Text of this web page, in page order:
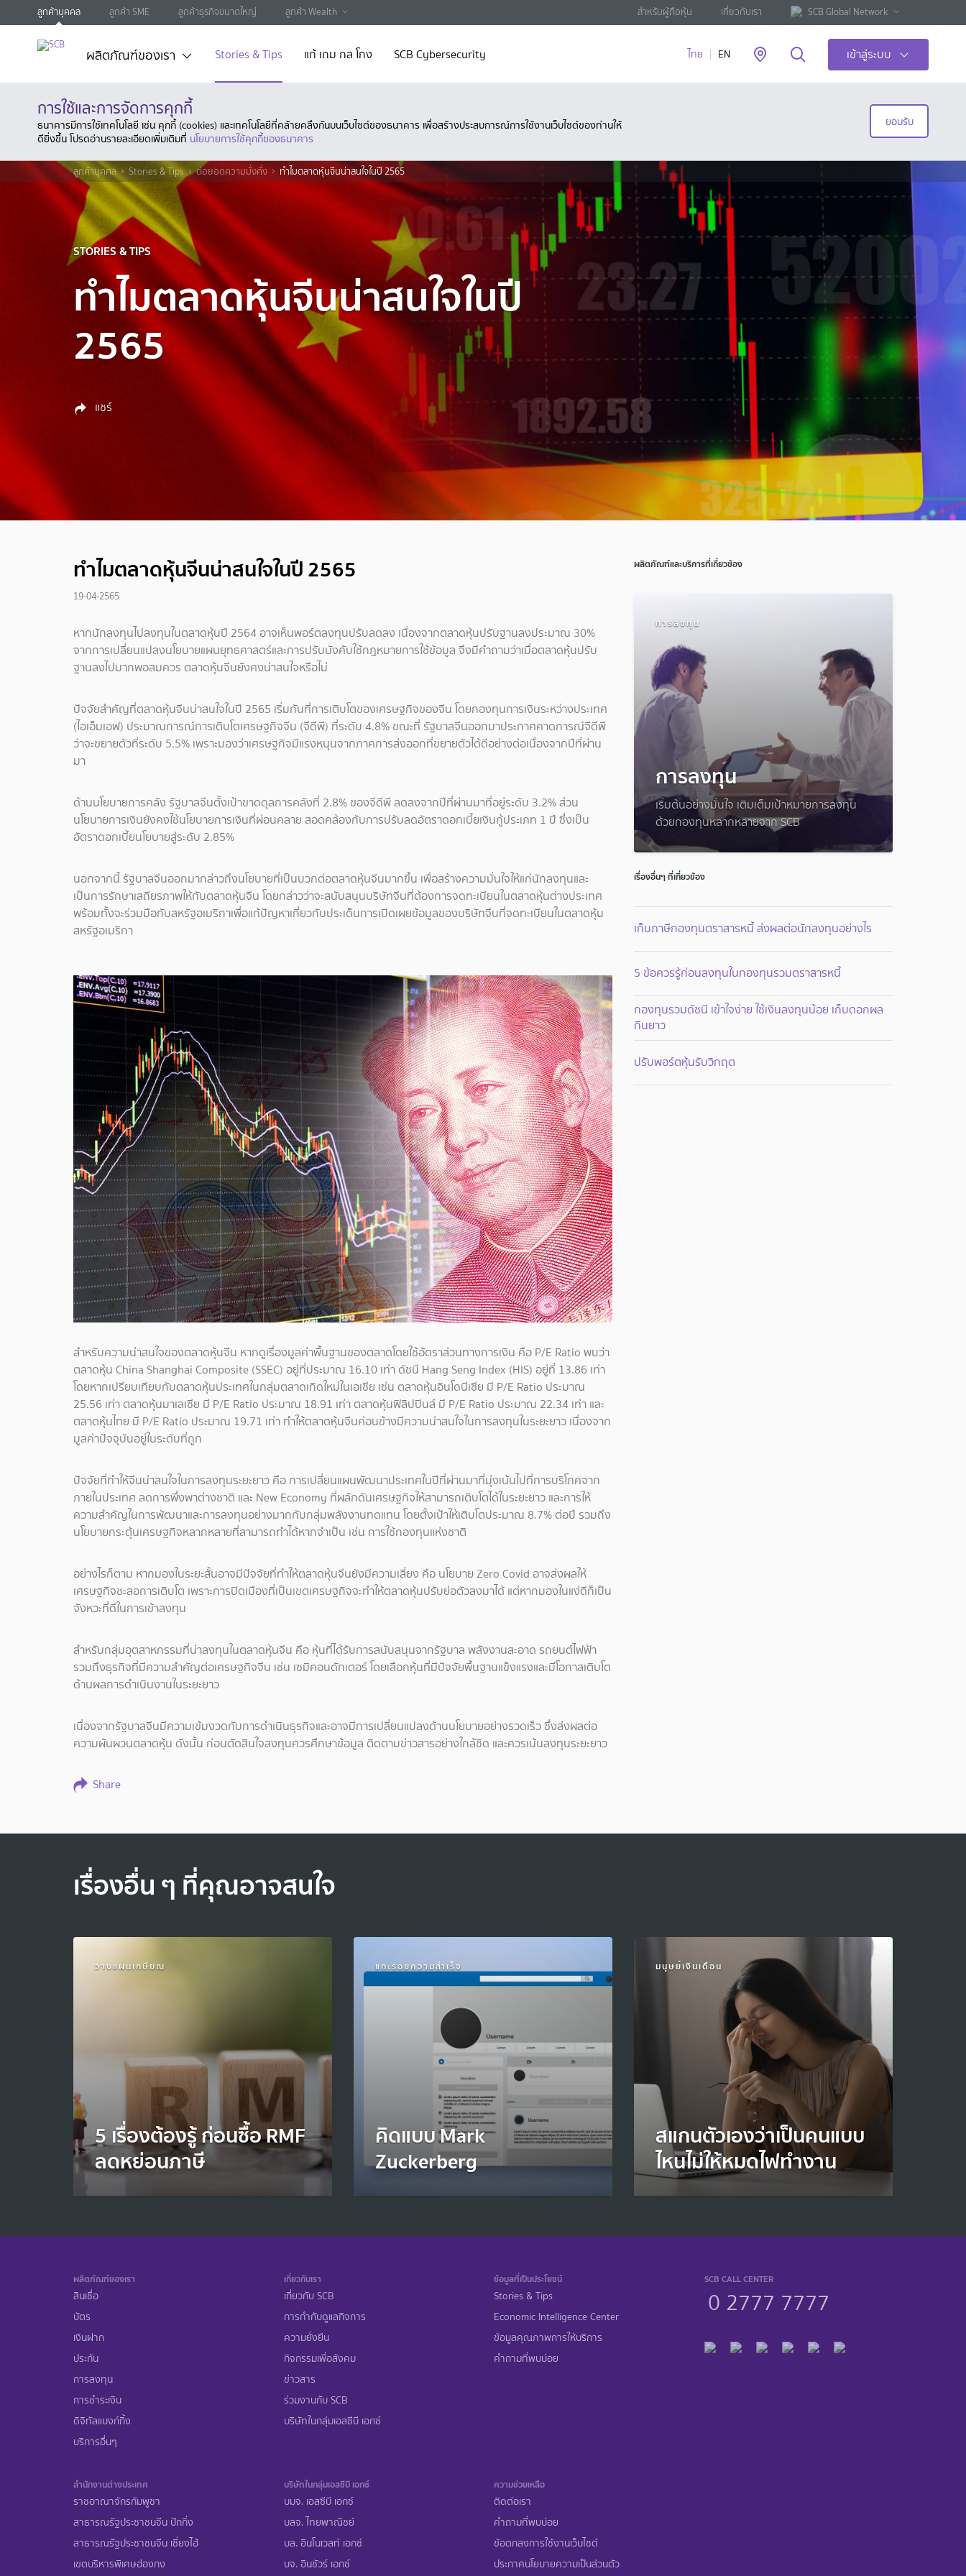
ลูกค้าบุคคล ลูกค้า SME ลูกค้าธุรกิจขนาดใหญ่ ลูกค้า Wealth สำหรับผู้ถือหุ้น เกี่ยวกับเรา SCB Global Network
ผลิตภัณฑ์ของเรา Stories & Tips แก้ เกม กล โกง SCB Cybersecurity ไทย EN เข้าสู่ระบบ
การใช้และการจัดการคุกกี้
ธนาคารมีการใช้เทคโนโลยี เช่น คุกกี้ (cookies) และเทคโนโลยีที่คล้ายคลึงกันบนเว็บไซต์ของธนาคาร เพื่อสร้างประสบการณ์การใช้งานเว็บไซต์ของท่านให้
ดียิ่งขึ้น โปรดอ่านรายละเอียดเพิ่มเติมที่ นโยบายการใช้คุกกี้ของธนาคาร
ยอมรับ
ลูกค้าบุคคล Stories & Tips ต่อยอดความมั่งคั่ง ทำไมตลาดหุ้นจีนน่าสนใจในปี 2565
STORIES & TIPS
ทำไมตลาดหุ้นจีนน่าสนใจในปี
2565
แชร์
ทำไมตลาดหุ้นจีนน่าสนใจในปี 2565
19-04-2565
หากนักลงทุนไปลงทุนในตลาดหุ้นปี 2564 อาจเห็นพอร์ตลงทุนปรับลดลง เนื่องจากตลาดหุ้นปรับฐานลงประมาณ 30%
จากการเปลี่ยนแปลงนโยบายแผนยุทธศาสตร์และการปรับบังคับใช้กฎหมายการใช้ข้อมูล จึงมีคำถามว่าเมื่อตลาดหุ้นปรับ
ฐานลงไปมากพอสมควร ตลาดหุ้นจีนยังคงน่าสนใจหรือไม่
ปัจจัยสำคัญที่ตลาดหุ้นจีนน่าสนใจในปี 2565 เริ่มกันที่การเติบโตของเศรษฐกิจของจีน โดยกองทุนการเงินระหว่างประเทศ
(ไอเอ็มเอฟ) ประมาณการณ์การเติบโตเศรษฐกิจจีน (จีดีพี) ที่ระดับ 4.8% ขณะที่ รัฐบาลจีนออกมาประกาศคาดการณ์จีดีพี
ว่าจะขยายตัวที่ระดับ 5.5% เพราะมองว่าเศรษฐกิจมีแรงหนุนจากภาคการส่งออกที่ขยายตัวได้ดีอย่างต่อเนื่องจากปีที่ผ่าน
มา
ด้านนโยบายการคลัง รัฐบาลจีนตั้งเป้าขาดดุลการคลังที่ 2.8% ของจีดีพี ลดลงจากปีที่ผ่านมาที่อยู่ระดับ 3.2% ส่วน
นโยบายการเงินยังคงใช้นโยบายการเงินที่ผ่อนคลาย สอดคล้องกับการปรับลดอัตราดอกเบี้ยเงินกู้ประเภท 1 ปี ซึ่งเป็น
อัตราดอกเบี้ยนโยบายสู่ระดับ 2.85%
นอกจากนี้ รัฐบาลจีนออกมากล่าวถึงนโยบายที่เป็นบวกต่อตลาดหุ้นจีนมากขึ้น เพื่อสร้างความมั่นใจให้แก่นักลงทุนและ
เป็นการรักษาเสถียรภาพให้กับตลาดหุ้นจีน โดยกล่าวว่าจะสนับสนุนบริษัทจีนที่ต้องการจดทะเบียนในตลาดหุ้นต่างประเทศ
พร้อมทั้งจะร่วมมือกับสหรัฐอเมริกาเพื่อแก้ปัญหาเกี่ยวกับประเด็นการเปิดเผยข้อมูลของบริษัทจีนที่จดทะเบียนในตลาดหุ้น
สหรัฐอเมริกา
สำหรับความน่าสนใจของตลาดหุ้นจีน หากดูเรื่องมูลค่าพื้นฐานของตลาดโดยใช้อัตราส่วนทางการเงิน คือ P/E Ratio พบว่า
ตลาดหุ้น China Shanghai Composite (SSEC) อยู่ที่ประมาณ 16.10 เท่า ดัชนี Hang Seng Index (HIS) อยู่ที่ 13.86 เท่า
โดยหากเปรียบเทียบกับตลาดหุ้นประเทศในกลุ่มตลาดเกิดใหม่ในเอเชีย เช่น ตลาดหุ้นอินโดนีเซีย มี P/E Ratio ประมาณ
25.56 เท่า ตลาดหุ้นมาเลเซีย มี P/E Ratio ประมาณ 18.91 เท่า ตลาดหุ้นฟิลิปปินส์ มี P/E Ratio ประมาณ 22.34 เท่า และ
ตลาดหุ้นไทย มี P/E Ratio ประมาณ 19.71 เท่า ทำให้ตลาดหุ้นจีนค่อนข้างมีความน่าสนใจในการลงทุนในระยะยาว เนื่องจาก
มูลค่าปัจจุบันอยู่ในระดับที่ถูก
ปัจจัยที่ทำให้จีนน่าสนใจในการลงทุนระยะยาว คือ การเปลี่ยนแผนพัฒนาประเทศในปีที่ผ่านมาที่มุ่งเน้นไปที่การบริโภคจาก
ภายในประเทศ ลดการพึ่งพาต่างชาติ และ New Economy ที่ผลักดันเศรษฐกิจให้สามารถเติบโตได้ในระยะยาว และการให้
ความสำคัญในการพัฒนาและการลงทุนอย่างมากกับกลุ่มพลังงานทดแทน โดยตั้งเป้าให้เติบโตประมาณ 8.7% ต่อปี รวมถึง
นโยบายกระตุ้นเศรษฐกิจหลากหลายที่สามารถทำได้หากจำเป็น เช่น การใช้กองทุนแห่งชาติ
อย่างไรก็ตาม หากมองในระยะสั้นอาจมีปัจจัยที่ทำให้ตลาดหุ้นจีนยังมีความเสี่ยง คือ นโยบาย Zero Covid อาจส่งผลให้
เศรษฐกิจชะลอการเติบโต เพราะการปิดเมืองที่เป็นเขตเศรษฐกิจจะทำให้ตลาดหุ้นปรับย่อตัวลงมาได้ แต่หากมองในแง่ดีก็เป็น
จังหวะที่ดีในการเข้าลงทุน
สำหรับกลุ่มอุตสาหกรรมที่น่าลงทุนในตลาดหุ้นจีน คือ หุ้นที่ได้รับการสนับสนุนจากรัฐบาล พลังงานสะอาด รถยนต์ไฟฟ้า
รวมถึงธุรกิจที่มีความสำคัญต่อเศรษฐกิจจีน เช่น เซมิคอนดักเตอร์ โดยเลือกหุ้นที่มีปัจจัยพื้นฐานแข็งแรงและมีโอกาสเติบโต
ด้านผลการดำเนินงานในระยะยาว
เนื่องจากรัฐบาลจีนมีความเข้มงวดกับการดำเนินธุรกิจและอาจมีการเปลี่ยนแปลงด้านนโยบายอย่างรวดเร็ว ซึ่งส่งผลต่อ
ความผันผวนตลาดหุ้น ดังนั้น ก่อนตัดสินใจลงทุนควรศึกษาข้อมูล ติดตามข่าวสารอย่างใกล้ชิด และควรเน้นลงทุนระยะยาว
Share
ผลิตภัณฑ์และบริการที่เกี่ยวข้อง
การลงทุน
การลงทุน
เริ่มต้นอย่างมั่นใจ เติมเต็มเป้าหมายการลงทุน
ด้วยกองทุนหลากหลายจาก SCB
เรื่องอื่นๆ ที่เกี่ยวข้อง
เก็บภาษีกองทุนตราสารหนี้ ส่งผลต่อนักลงทุนอย่างไร
5 ข้อควรรู้ก่อนลงทุนในกองทุนรวมตราสารหนี้
กองทุนรวมดัชนี เข้าใจง่าย ใช้เงินลงทุนน้อย เก็บดอกผล
กินยาว
ปรับพอร์ตหุ้นรับวิกฤต
เรื่องอื่น ๆ ที่คุณอาจสนใจ
วางแผนเกษียณ
5 เรื่องต้องรู้ ก่อนซื้อ RMF
ลดหย่อนภาษี
แกะรอยความสำเร็จ
คิดแบบ Mark
Zuckerberg
มนุษย์เงินเดือน
สแกนตัวเองว่าเป็นคนแบบ
ไหนไม่ให้หมดไฟทำงาน
ผลิตภัณฑ์ของเรา
สินเชื่อ
บัตร
เงินฝาก
ประกัน
การลงทุน
การชำระเงิน
ดิจิทัลแบงก์กิ้ง
บริการอื่นๆ
เกี่ยวกับเรา
เกี่ยวกับ SCB
การกำกับดูแลกิจการ
ความยั่งยืน
กิจกรรมเพื่อสังคม
ข่าวสาร
ร่วมงานกับ SCB
บริษัทในกลุ่มเอสซีบี เอกซ์
ข้อมูลที่เป็นประโยชน์
Stories & Tips
Economic Intelligence Center
ข้อมูลคุณภาพการให้บริการ
คำถามที่พบบ่อย
SCB CALL CENTER
0 2777 7777
สำนักงานต่างประเทศ
ราชอาณาจักรกัมพูชา
สาธารณรัฐประชาชนจีน ปักกิ่ง
สาธารณรัฐประชาชนจีน เซี่ยงไฮ้
เขตบริหารพิเศษฮ่องกง
บริษัทในกลุ่มเอสซีบี เอกซ์
บมจ. เอสซีบี เอกซ์
บลจ. ไทยพาณิชย์
บล. อินโนเวสท์ เอกซ์
บจ. อินชัวร์ เอกซ์
ความช่วยเหลือ
ติดต่อเรา
คำถามที่พบบ่อย
ข้อตกลงการใช้งานเว็บไซต์
ประกาศนโยบายความเป็นส่วนตัว